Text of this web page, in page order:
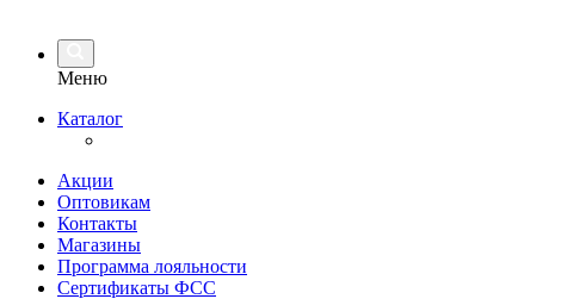
Меню
Каталог
Акции
Оптовикам
Контакты
Магазины
Программа лояльности
Сертификаты ФСС